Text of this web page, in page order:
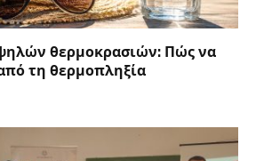
θερμοκρασιών: Πώς να
τη θερμοπληξία